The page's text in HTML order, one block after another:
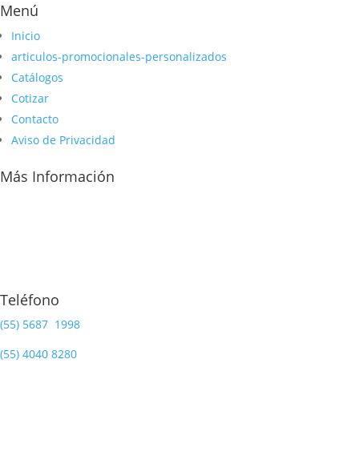
Menú
Inicio
articulos-promocionales-personalizados
Catálogos
Cotizar
Contacto
Aviso de Privacidad
Más Información
Teléfono
(55) 5687 1998
(55) 4040 8280